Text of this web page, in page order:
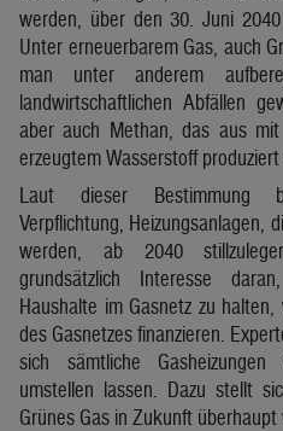
werden, über den 30. Juni
Unter erneuerbarem Gas, auch
man unter anderem
landwirtschaftlichen Abfällen
aber auch Methan, das aus
erzeugtem Wasserstoff produziert
Laut dieser Bestimmung
Verpflichtung, Heizungsanlagen,
werden, ab 2040
grundsätzlich Interesse
Haushalte im Gasnetz zu
des Gasnetzes finanzieren.
sich sämtliche
umstellen lassen. Dazu stellt
Grünes Gas in Zukunft überhaupt